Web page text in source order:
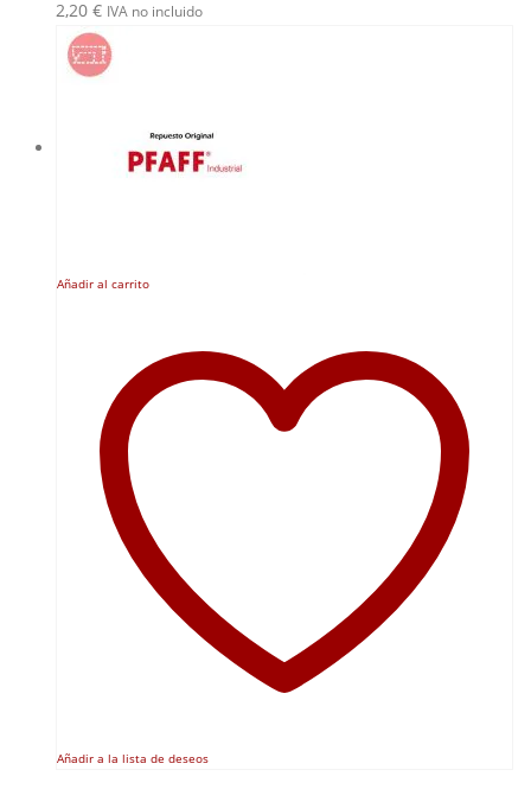
2,20 € IVA no incluido
Añadir al carrito
Añadir a la lista de deseos